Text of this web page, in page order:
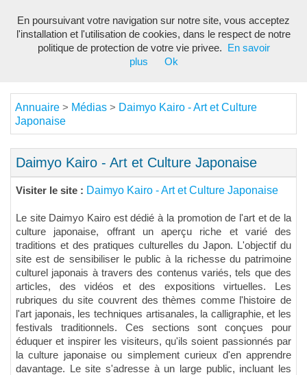
Annuaire > Médias > Daimyo Kairo - Art et Culture
Japonaise
Daimyo Kairo - Art et Culture Japonaise
Visiter le site : Daimyo Kairo - Art et Culture Japonaise
Le site Daimyo Kairo est dédié à la promotion de l'art et de la
culture japonaise, offrant un aperçu riche et varié des
traditions et des pratiques culturelles du Japon. L'objectif du
site est de sensibiliser le public à la richesse du patrimoine
culturel japonais à travers des contenus variés, tels que des
articles, des vidéos et des expositions virtuelles. Les
rubriques du site couvrent des thèmes comme l'histoire de
l'art japonais, les techniques artisanales, la calligraphie, et les
festivals traditionnels. Ces sections sont conçues pour
éduquer et inspirer les visiteurs, qu'ils soient passionnés par
la culture japonaise ou simplement curieux d'en apprendre
davantage. Le site s'adresse à un large public, incluant les
En poursuivant votre navigation sur notre site, vous acceptez
l'installation et l'utilisation de cookies, dans le respect de notre
politique de protection de votre vie privee.
En savoir
plus
Ok